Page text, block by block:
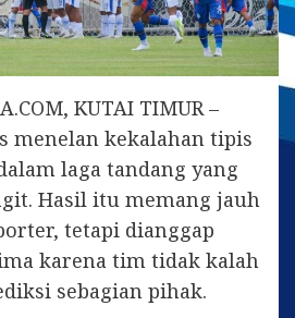
KUTAI TIMUR –
menelan kekalahan tipis
laga tandang yang
Hasil itu memang jauh
tetapi dianggap
karena tim tidak kalah
sebagian pihak.